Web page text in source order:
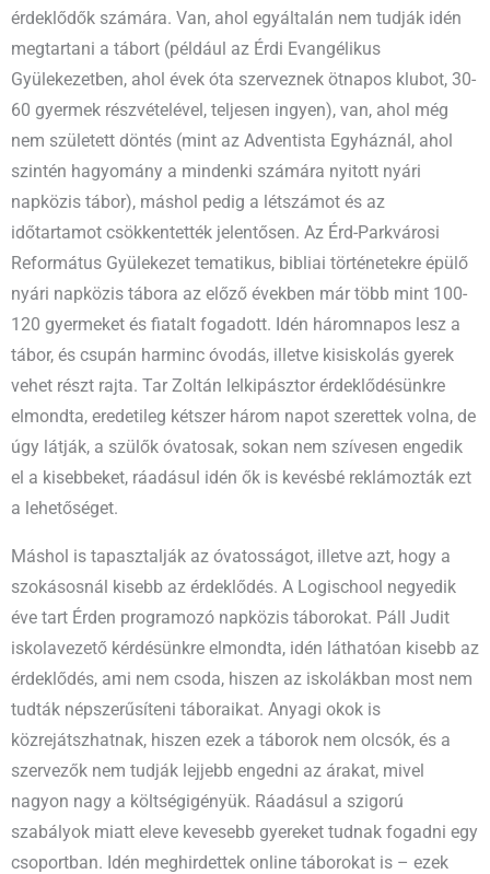
érdeklődők számára. Van, ahol egyáltalán nem tudják idén
megtartani a tábort (például az Érdi Evangélikus
Gyülekezetben, ahol évek óta szerveznek ötnapos klubot, 30-
60 gyermek részvételével, teljesen ingyen), van, ahol még
nem született döntés (mint az Adventista Egyháznál, ahol
szintén hagyomány a mindenki számára nyitott nyári
napközis tábor), máshol pedig a létszámot és az
időtartamot csökkentették jelentősen. Az Érd-Parkvárosi
Református Gyülekezet tematikus, bibliai történetekre épülő
nyári napközis tábora az előző években már több mint 100-
120 gyermeket és fiatalt fogadott. Idén háromnapos lesz a
tábor, és csupán harminc óvodás, illetve kisiskolás gyerek
vehet részt rajta. Tar Zoltán lelkipásztor érdeklődésünkre
elmondta, eredetileg kétszer három napot szerettek volna, de
úgy látják, a szülők óvatosak, sokan nem szívesen engedik
el a kisebbeket, ráadásul idén ők is kevésbé reklámozták ezt
a lehetőséget.
Máshol is tapasztalják az óvatosságot, illetve azt, hogy a
szokásosnál kisebb az érdeklődés. A Logischool negyedik
éve tart Érden programozó napközis táborokat. Páll Judit
iskolavezető kérdésünkre elmondta, idén láthatóan kisebb az
érdeklődés, ami nem csoda, hiszen az iskolákban most nem
tudták népszerűsíteni táboraikat. Anyagi okok is
közrejátszhatnak, hiszen ezek a táborok nem olcsók, és a
szervezők nem tudják lejjebb engedni az árakat, mivel
nagyon nagy a költségigényük. Ráadásul a szigorú
szabályok miatt eleve kevesebb gyereket tudnak fogadni egy
csoportban. Idén meghirdettek online táborokat is – ezek